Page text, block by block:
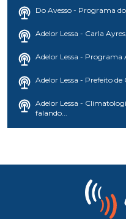
Do Avesso - Programa
Adelor Lessa - Carla
Adelor Lessa - Programa
Adelor Lessa - Prefeito
Adelor Lessa -
falando...